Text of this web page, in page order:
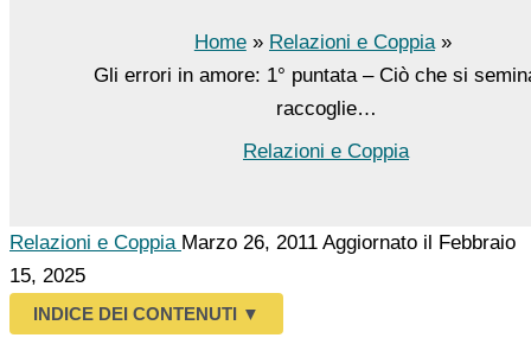
Home
Relazioni e Coppia
Gli errori in amore: 1° puntata – Ciò che si
raccoglie…
Relazioni e Coppia
Relazioni e Coppia Marzo 26, 2011 Aggiornato il Febbraio
15, 2025
INDICE DEI CONTENUTI ▼